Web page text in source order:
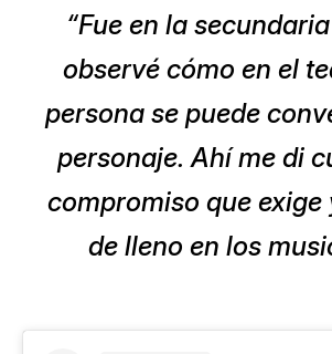
“Fue en la
observé cómo en el
persona se puede
personaje. Ahí me di
compromiso que exige
de lleno en los